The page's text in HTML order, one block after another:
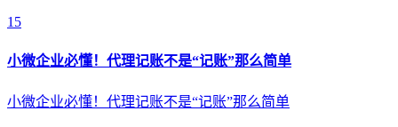
15
小微企业必懂！代理记账不是“记账”那么简单
小微企业必懂！代理记账不是“记账”那么简单